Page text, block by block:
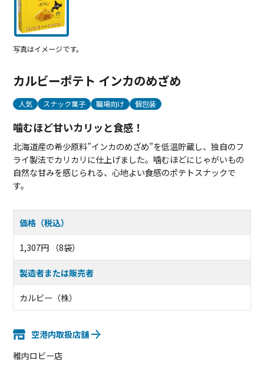
写真はイメージです。
カルビーポテト インカのめざめ
人気 スナック菓子 職場向け 個包装
噛むほど甘いカリッと食感！
北海道産の希少原料”インカのめざめ”を低温貯蔵し、独自のフ
ライ製法でカリカリに仕上げました。噛むほどにじゃがいもの
自然な甘みを感じられる、心地よい食感のポテトスナックで
す。
価格（税込）
1,307円 （8袋）
製造者または販売者
カルビー（株）
空港内取扱店舗
稚内ロビー店